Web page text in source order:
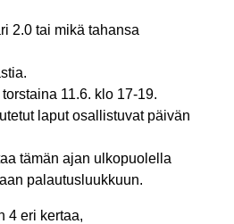
2.0 tai mikä tahansa
11.6. klo 17-19.
laput osallistuvat päivän
tämän ajan ulkopuolella
palautusluukkuun.
4 eri kertaa,